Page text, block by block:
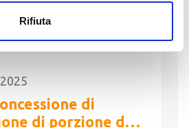
Rifiuta
di
di porzione del